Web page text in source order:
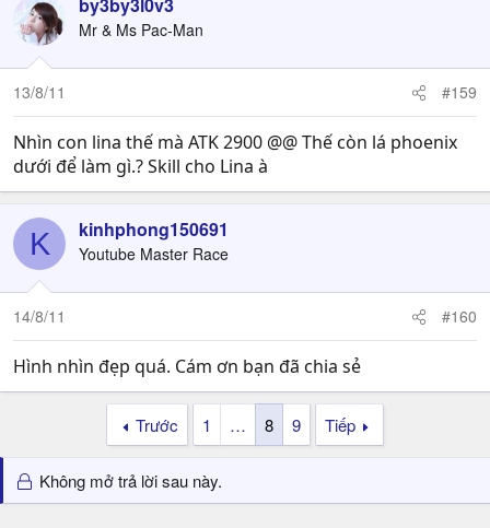
Mr & Ms Pac-Man
13/8/11 #159
Nhìn con lina thế mà ATK 2900 @@ Thế còn lá phoenix
dưới để làm gì.? Skill cho Lina à
K kinhphong150691
Youtube Master Race
14/8/11 #160
Hình nhìn đẹp quá. Cám ơn bạn đã chia sẻ
Trước 1 … 8 9 Tiếp
Không mở trả lời sau này.